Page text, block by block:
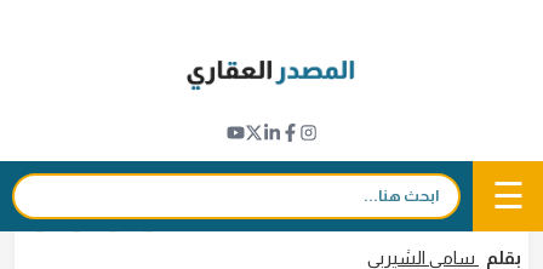
☰ بحث:
تأجير شقة "بنتهاوس" في برج خليفة بدبي مقابل
3.26 مليون دولار سنوياً
1 أبريل 2026 - 11:35 f
𝕏
in
بقلم سامي الشيربي